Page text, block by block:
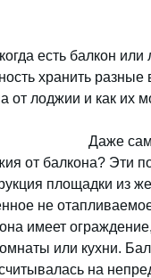
есть балкон
хранить
от лоджии и как их
Даже
от балкона? Эти
площадки из
не
имеет
или кухни.
на